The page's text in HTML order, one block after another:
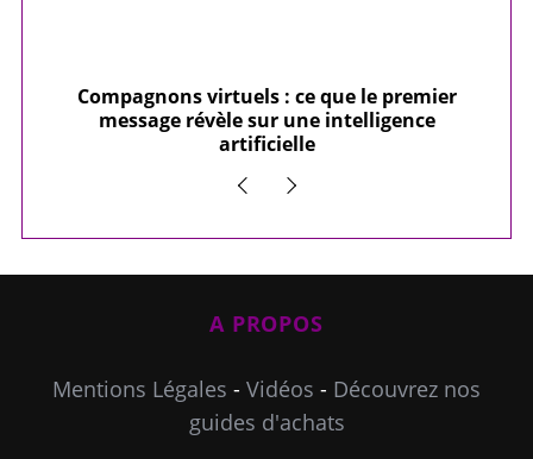
Compagnons virtuels : ce que le premier
message révèle sur une intelligence
artificielle
A PROPOS
Mentions Légales - Vidéos - Découvrez nos
guides d'achats